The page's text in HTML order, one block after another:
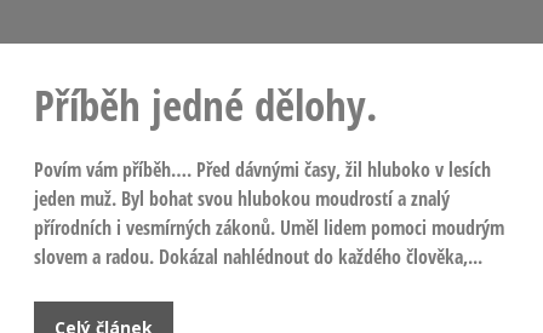
Příběh jedné dělohy.
Povím vám příběh…. Před dávnými časy, žil hluboko v lesích
jeden muž. Byl bohat svou hlubokou moudrostí a znalý
přírodních i vesmírných zákonů. Uměl lidem pomoci moudrým
slovem a radou. Dokázal nahlédnout do každého člověka,...
Celý článek